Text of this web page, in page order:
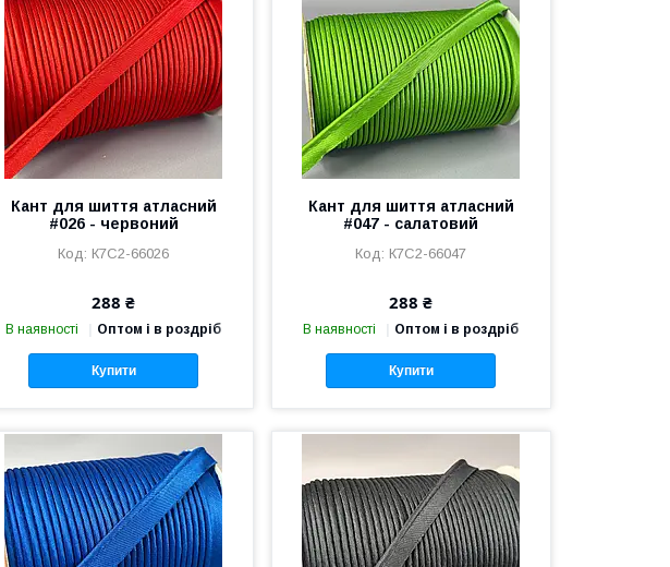
Кант для шиття атласний
#026 - червоний
К7С2-66026
288 ₴
В наявності Оптом і в роздріб
Купити
Кант для шиття атласний
#047 - салатовий
К7С2-66047
288 ₴
В наявності Оптом і в роздріб
Купити